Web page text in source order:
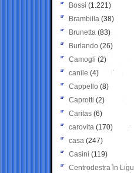
Bossi (1.221)
Brambilla (38)
Brunetta (83)
Burlando (26)
Camogli (2)
canile (4)
Cappello (8)
Caprotti (2)
Caritas (6)
carovita (170)
casa (247)
Casini (119)
Centrodestra in